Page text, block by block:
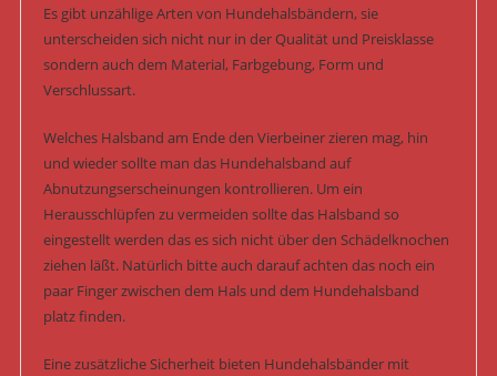
Es gibt unzählige Arten von Hundehalsbändern, sie
unterscheiden sich nicht nur in der Qualität und Preisklasse
sondern auch dem Material, Farbgebung, Form und
Verschlussart.
Welches Halsband am Ende den Vierbeiner zieren mag, hin
und wieder sollte man das Hundehalsband auf
Abnutzungserscheinungen kontrollieren. Um ein
Herausschlüpfen zu vermeiden sollte das Halsband so
eingestellt werden das es sich nicht über den Schädelknochen
ziehen läßt. Natürlich bitte auch darauf achten das noch ein
paar Finger zwischen dem Hals und dem Hundehalsband
platz finden.
Eine zusätzliche Sicherheit bieten Hundehalsbänder mit